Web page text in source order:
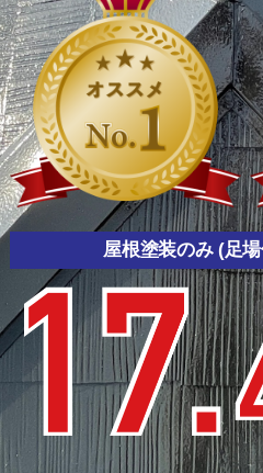
屋根塗装のみ (足